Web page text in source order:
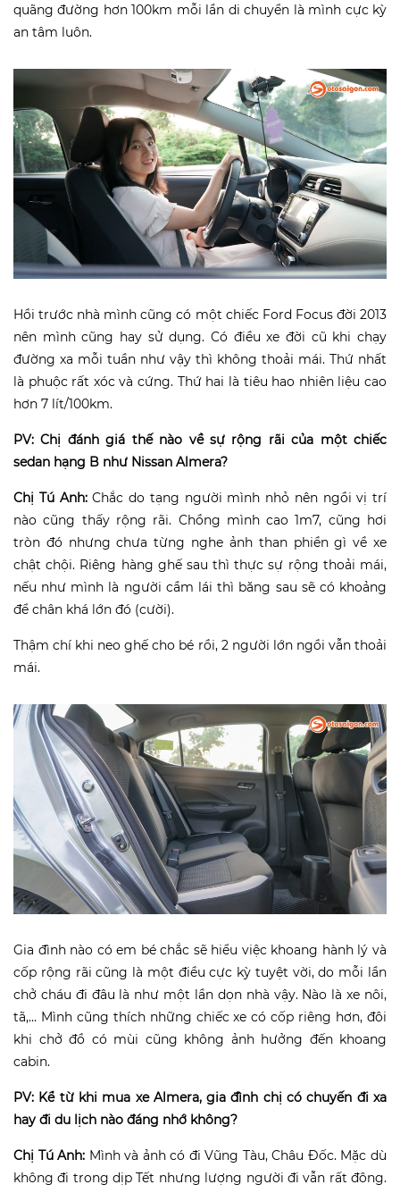
quãng đường hơn 100km mỗi lần di chuyển là mình cực kỳ
an tâm luôn.
Hồi trước nhà mình cũng có một chiếc Ford Focus đời 2013
nên mình cũng hay sử dụng. Có điều xe đời cũ khi chạy
đường xa mỗi tuần như vậy thì không thoải mái. Thứ nhất
là phuộc rất xóc và cứng. Thứ hai là tiêu hao nhiên liệu cao
hơn 7 lít/100km.
PV: Chị đánh giá thế nào về sự rộng rãi của một chiếc
sedan hạng B như Nissan Almera?
Chị Tú Anh:Chắc do tạng người mình nhỏ nên ngồi vị trí
nào cũng thấy rộng rãi. Chồng mình cao 1m7, cũng hơi
tròn đó nhưng chưa từng nghe ảnh than phiền gì về xe
chật chội. Riêng hàng ghế sau thì thực sự rộng thoải mái,
nếu như mình là người cầm lái thì băng sau sẽ có khoảng
để chân khá lớn đó (cười).
Thậm chí khi neo ghế cho bé rồi, 2 người lớn ngồi vẫn thoải
mái.
Gia đình nào có em bé chắc sẽ hiểu việc khoang hành lý và
cốp rộng rãi cũng là một điều cực kỳ tuyệt vời, do mỗi lần
chở cháu đi đâu là như một lần dọn nhà vậy. Nào là xe nôi,
tã,... Mình cũng thích những chiếc xe có cốp riêng hơn, đôi
khi chở đồ có mùi cũng không ảnh hưởng đến khoang
cabin.
PV: Kể từ khi mua xe Almera, gia đình chị có chuyến đi xa
hay đi du lịch nào đáng nhớ không?
Chị Tú Anh: Mình và ảnh có đi Vũng Tàu, Châu Đốc. Mặc dù
không đi trong dịp Tết nhưng lượng người đi vẫn rất đông.